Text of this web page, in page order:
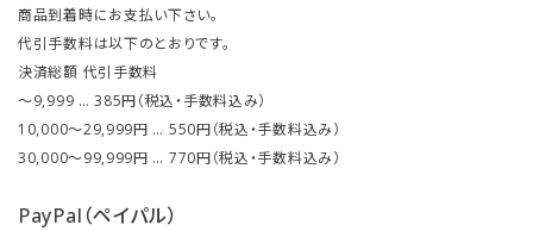
商品到着時にお支払い下さい。
代引手数料は以下のとおりです。
決済総額 代引手数料
～9,999 … 385円（税込・手数料込み）
10,000～29,999円 … 550円（税込・手数料込み）
30,000～99,999円 … 770円（税込・手数料込み）
PayPal（ペイパル）